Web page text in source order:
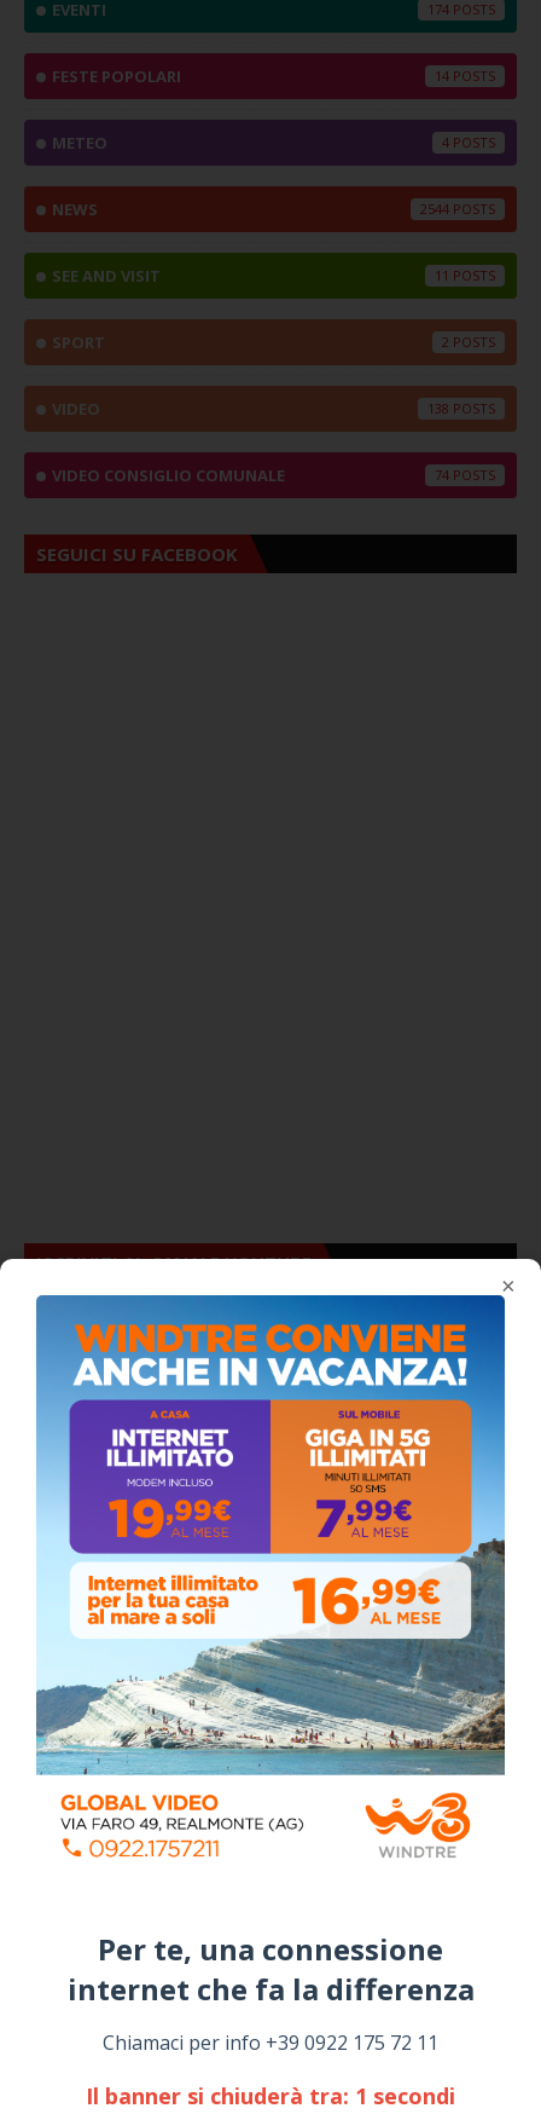
EVENTI 174
FESTE POPOLARI 14
METEO 4
NEWS 2544
SEE AND VISIT 11
SPORT 2
VIDEO 138
VIDEO CONSIGLIO COMUNALE 74
SEGUICI SU FACEBOOK
ISCRIVITI AL CANALE YOUTUBE
ALMANACCO DEL GIORNO
Coronavirus: messaggio del Sindaco Zambito
Domenica, Novembre 22, 2020
Stefano Bissi entra nella Strada degli